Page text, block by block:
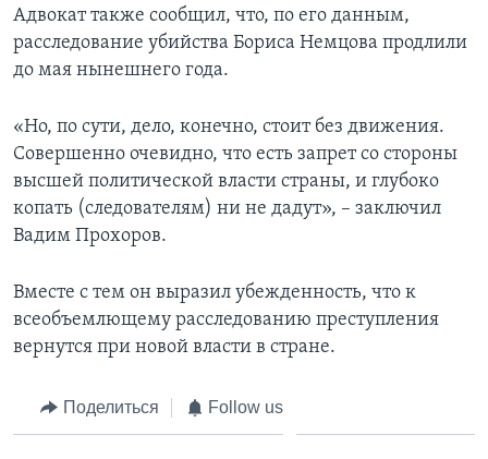
Адвокат также сообщил, что, по его данным,
расследование убийства Бориса Немцова продлили
до мая нынешнего года.
«Но, по сути, дело, конечно, стоит без движения.
Совершенно очевидно, что есть запрет со стороны
высшей политической власти страны, и глубоко
копать (следователям) ни не дадут», – заключил
Вадим Прохоров.
Вместе с тем он выразил убежденность, что к
всеобъемлющему расследованию преступления
вернутся при новой власти в стране.
Поделиться Follow us